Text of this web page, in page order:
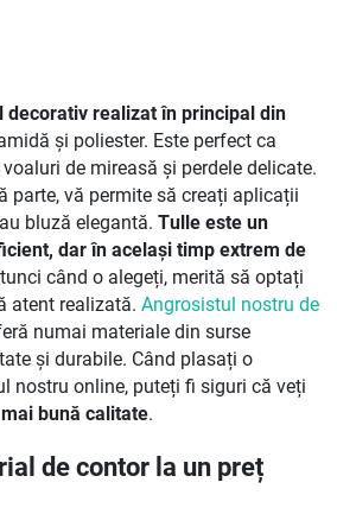
decorativ realizat în principal din
și poliester. Este perfect ca
de mireasă și perdele delicate.
parte, vă permite să creați aplicații
bluză elegantă. Tulle este un
dar în același timp extrem de
când o alegeți, merită să optați
atent realizată. Angrosistul nostru de
numai materiale din surse
și durabile. Când plasați o
nostru online, puteți fi siguri că veți
bună calitate.
de contor la un preț